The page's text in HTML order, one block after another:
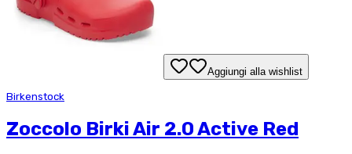
Aggiungi alla wishlist
Birkenstock
Zoccolo Birki Air 2.0 Active Red